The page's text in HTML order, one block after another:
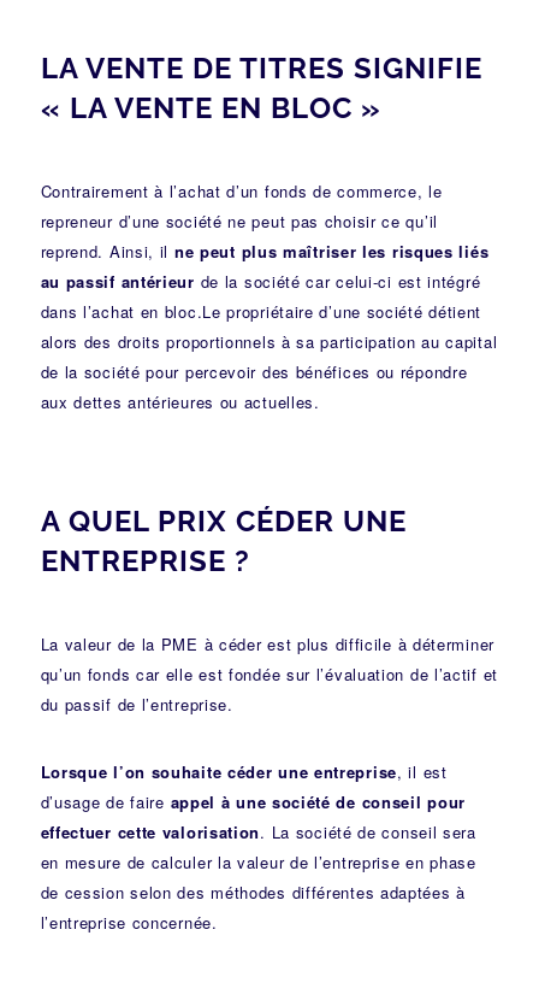
LA VENTE DE TITRES SIGNIFIE
« LA VENTE EN BLOC »
Contrairement à l’achat d’un fonds de commerce, le
repreneur d’une société ne peut pas choisir ce qu’il
reprend. Ainsi, il ne peut plus maîtriser les risques liés
au passif antérieur de la société car celui-ci est intégré
dans l’achat en bloc.Le propriétaire d’une société détient
alors des droits proportionnels à sa participation au capital
de la société pour percevoir des bénéfices ou répondre
aux dettes antérieures ou actuelles.
A QUEL PRIX CÉDER UNE
ENTREPRISE ?
La valeur de la PME à céder est plus difficile à déterminer
qu’un fonds car elle est fondée sur l’évaluation de l’actif et
du passif de l’entreprise.
Lorsque l’on souhaite céder une entreprise, il est
d’usage de faire appel à une société de conseil pour
effectuer cette valorisation. La société de conseil sera
en mesure de calculer la valeur de l’entreprise en phase
de cession selon des méthodes différentes adaptées à
l’entreprise concernée.